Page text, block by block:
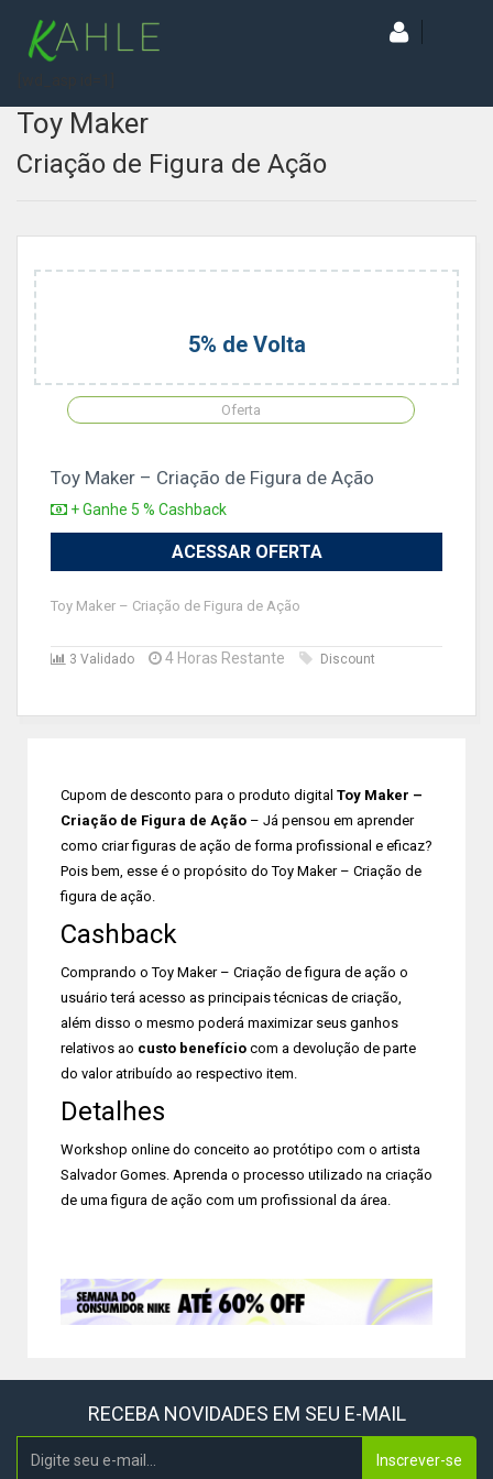
Toy Maker
Criação de Figura de Ação
5% de Volta
Oferta
Toy Maker – Criação de Figura de Ação
+ Ganhe 5 % Cashback
ACESSAR OFERTA
Toy Maker – Criação de Figura de Ação
3 Validado 4 Horas Restante Discount
Cupom de desconto para o produto digital Toy Maker –
Criação de Figura de Ação – Já pensou em aprender
como criar figuras de ação de forma profissional e eficaz?
Pois bem, esse é o propósito do Toy Maker – Criação de
figura de ação.
Cashback
Comprando o Toy Maker – Criação de figura de ação o
usuário terá acesso as principais técnicas de criação,
além disso o mesmo poderá maximizar seus ganhos
relativos ao custo benefício com a devolução de parte
do valor atribuído ao respectivo item.
Detalhes
Workshop online do conceito ao protótipo com o artista
Salvador Gomes. Aprenda o processo utilizado na criação
de uma figura de ação com um profissional da área.
RECEBA NOVIDADES EM SEU E-MAIL
Inscrever-se